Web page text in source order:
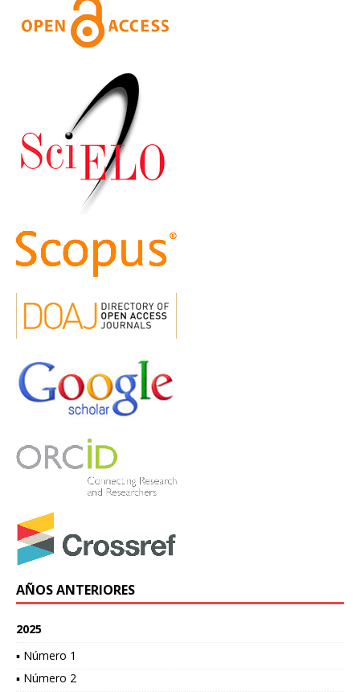
AÑOS ANTERIORES
2025
▪ Número 1
▪ Número 2